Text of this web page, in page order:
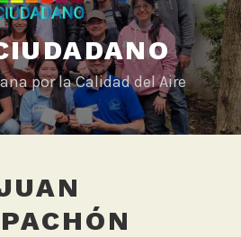
por la Calidad del Aire